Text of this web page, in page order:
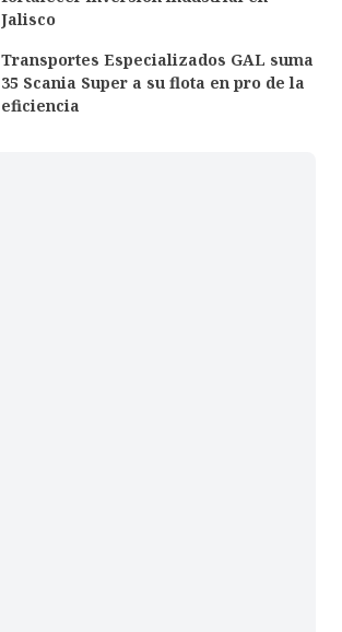
Jalisco
Transportes Especializados GAL suma
35 Scania Super a su flota en pro de la
eficiencia